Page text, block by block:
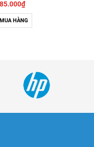
MUA HÀNG